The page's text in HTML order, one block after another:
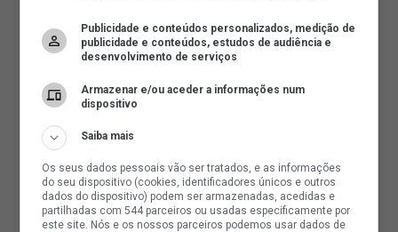
Publicidade e conteúdos personalizados, medição de
publicidade e conteúdos, estudos de audiência e
desenvolvimento de serviços
Armazenar e/ou aceder a informações num
dispositivo
Saiba mais
Os seus dados pessoais vão ser tratados, e as informações
do seu dispositivo (cookies, identificadores únicos e outros
dados do dispositivo) podem ser armazenadas, acedidas e
partilhadas com 544 parceiros ou usadas especificamente por
este site. Nós e os nossos parceiros podemos usar dados de